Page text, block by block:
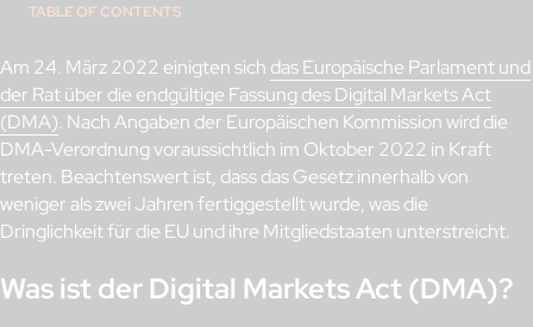
TABLE OF CONTENTS
Am 24. März 2022 einigten sich das Europäische Parlament und
der Rat über die endgültige Fassung des Digital Markets Act
(DMA). Nach Angaben der Europäischen Kommission wird die
DMA-Verordnung voraussichtlich im Oktober 2022 in Kraft
treten. Beachtenswert ist, dass das Gesetz innerhalb von
weniger als zwei Jahren fertiggestellt wurde, was die
Dringlichkeit für die EU und ihre Mitgliedstaaten unterstreicht.
Was ist der Digital Markets Act (DMA)?